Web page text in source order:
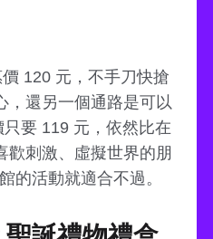
120 元，不手刀快搶
，還另一個通路是可以
要 119 元，依然比在
歡刺激、虛擬世界的朋
的活動就適合不過。